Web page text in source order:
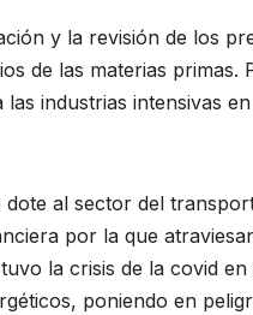
y la revisión de los
de las materias primas.
industrias intensivas
al sector del
por la que
la crisis de la covid
poniendo en